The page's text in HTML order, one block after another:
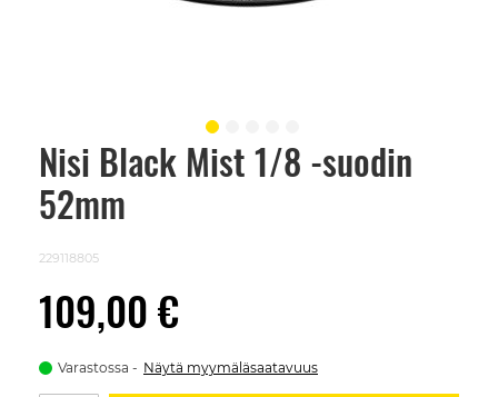
Nisi Black Mist 1/8 -suodin
52mm
229118805
109,00 €
Varastossa Näytä myymäläsaatavuus
Skip
beginning
images